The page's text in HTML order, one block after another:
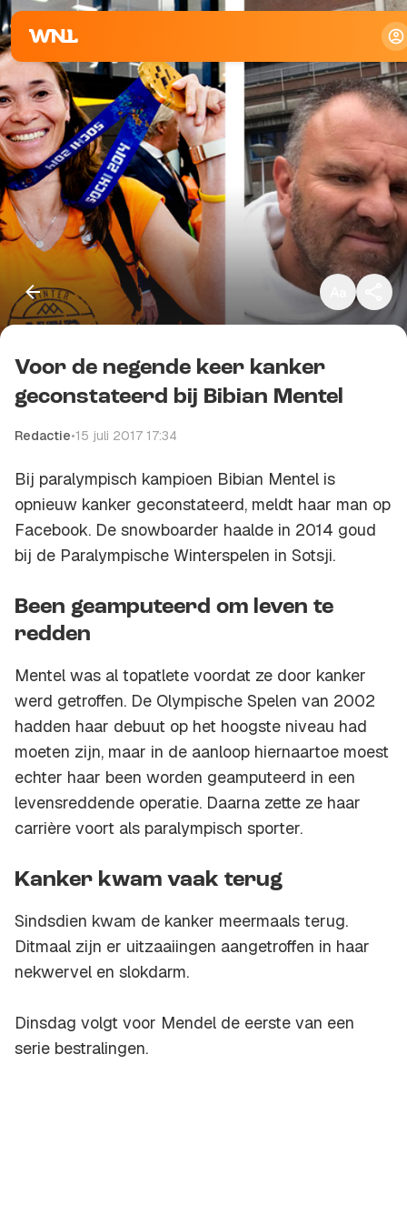
Klein
Standaard
Groot
Kopieer link
Voor de negende keer kanker
geconstateerd bij Bibian Mentel
Redactie•15 juli 2017 17:34
Bij paralympisch kampioen Bibian Mentel is
opnieuw kanker geconstateerd, meldt haar man op
Facebook. De snowboarder haalde in 2014 goud
bij de Paralympische Winterspelen in Sotsji.
Been geamputeerd om leven te
redden
Mentel was al topatlete voordat ze door kanker
werd getroffen. De Olympische Spelen van 2002
hadden haar debuut op het hoogste niveau had
moeten zijn, maar in de aanloop hiernaartoe moest
echter haar been worden geamputeerd in een
levensreddende operatie. Daarna zette ze haar
carrière voort als paralympisch sporter.
Kanker kwam vaak terug
Sindsdien kwam de kanker meermaals terug.
Ditmaal zijn er uitzaaiingen aangetroffen in haar
nekwervel en slokdarm.
Dinsdag volgt voor Mendel de eerste van een
serie bestralingen.